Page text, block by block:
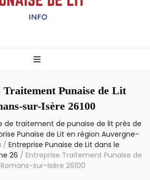
– InfoPunaise de Lit
sur-Isère 26100
de traitement de punaise de lit près de
Punaise de Lit en région Auvergne-
/ Entreprise Punaise de Lit dans le
26 / Entreprise Traitement Punaise de
sur-Isère 26100